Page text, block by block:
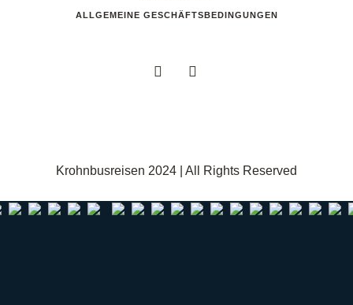
ALLGEMEINE GESCHÄFTSBEDINGUNGEN
Krohnbusreisen 2024 | All Rights Reserved